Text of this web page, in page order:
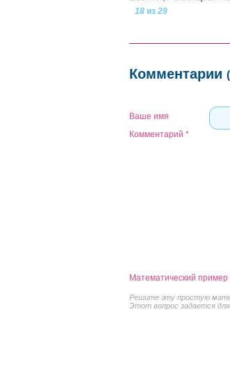
18 из 29
Комментарии
Ваше имя
Комментарий *
Этот вопрос задается
Математический пример
Решите эту простую